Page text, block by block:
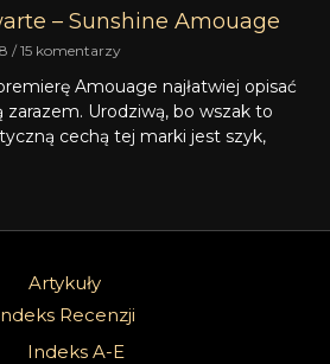
– Sunshine Amouage
15 komentarzy
Amouage najłatwiej opisać
zarazem. Urodziwą, bo wszak to
cechą tej marki jest szyk,
Artykuły
Recenzji
Indeks A-E